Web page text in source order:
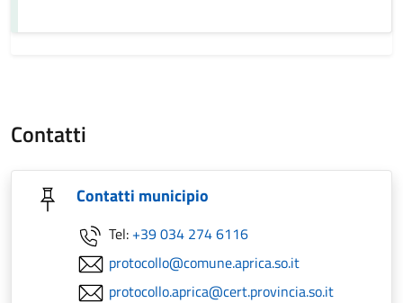
Contatti
Contatti municipio
Tel: +39 034 274 6116
protocollo@comune.aprica.so.it
protocollo.aprica@cert.provincia.so.it